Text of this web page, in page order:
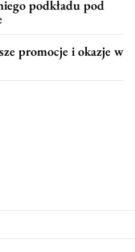
podkładu pod
promocje i okazje w